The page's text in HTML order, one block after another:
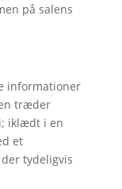
på salens
informationer
træder
iklædt i en
et
tydeligvis